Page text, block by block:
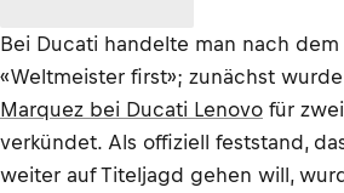
Bei Ducati handelte man nach
«Weltmeister first»; zunächst wurde
Marquez bei Ducati Lenovo für
verkündet. Als offiziell feststand,
weiter auf Titeljagd gehen will,